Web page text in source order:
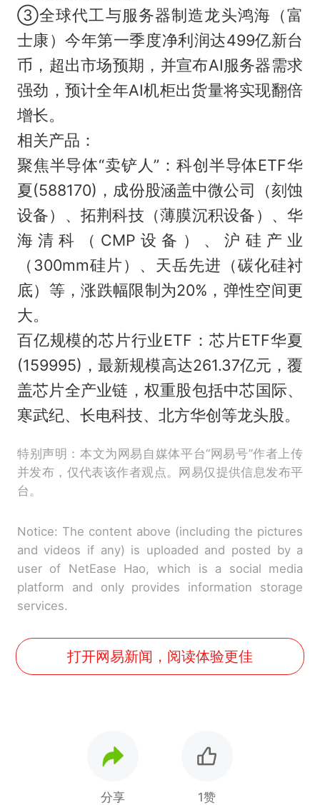
③全球代工与服务器制造龙头鸿海（富
士康）今年第一季度净利润达499亿新台
币，超出市场预期，并宣布AI服务器需求
强劲，预计全年AI机柜出货量将实现翻倍
增长。
相关产品：
聚焦半导体“卖铲人”：科创半导体ETF华
夏(588170)，成份股涵盖中微公司（刻蚀
设备）、拓荆科技（薄膜沉积设备）、华
海清科（CMP设备）、沪硅产业
（300mm硅片）、天岳先进（碳化硅衬
底）等，涨跌幅限制为20%，弹性空间更
大。
百亿规模的芯片行业ETF：芯片ETF华夏
(159995)，最新规模高达261.37亿元，覆
盖芯片全产业链，权重股包括中芯国际、
寒武纪、长电科技、北方华创等龙头股。
特别声明：本文为网易自媒体平台“网易号”作者上传
并发布，仅代表该作者观点。网易仅提供信息发布平
台。
Notice: The content above (including the pictures
and videos if any) is uploaded and posted by a
user of NetEase Hao, which is a social media
platform and only provides information storage
services.
打开网易新闻，阅读体验更佳
分享 1赞